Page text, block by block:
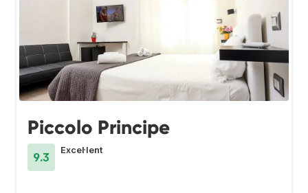
Piccolo Principe
9.3
Excel·lent